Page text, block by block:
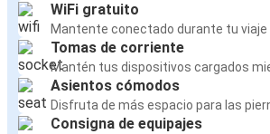
WiFi gratuito
Mantente conectado durante tu viaje
Tomas de corriente
Mantén tus dispositivos cargados
Asientos cómodos
Disfruta de más espacio para las
Consigna de equipajes